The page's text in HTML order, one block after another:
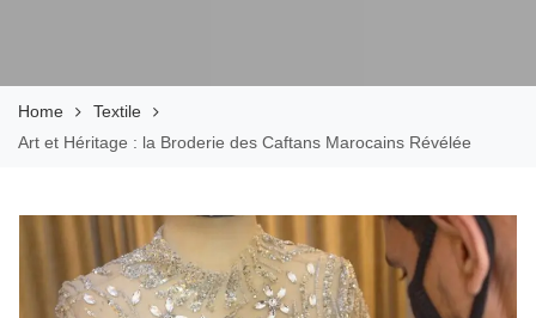
Home
Textile
Art et Héritage : la Broderie des Caftans Marocains Révélée